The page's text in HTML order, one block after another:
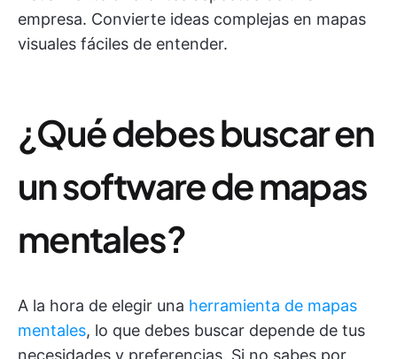
empresa. Convierte ideas complejas en mapas
visuales fáciles de entender.
¿Qué debes buscar en
un software de mapas
mentales?
A la hora de elegir una herramienta de mapas
mentales, lo que debes buscar depende de tus
necesidades y preferencias. Si no sabes por